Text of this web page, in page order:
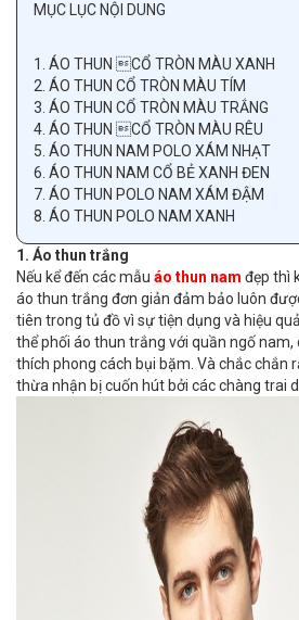
MỤC LỤC NỘI DUNG
1. ÁO THUN CỔ TRÒN MÀU XANH
2. ÁO THUN CỔ TRÒN MÀU TÍM
3. ÁO THUN CỔ TRÒN MÀU TRẮNG
4. ÁO THUN CỔ TRÒN MÀU RÊU
5. ÁO THUN NAM POLO XÁM NHẠT
6. ÁO THUN NAM CỔ BẺ XANH ĐEN
7. ÁO THUN POLO NAM XÁM ĐẬM
8. ÁO THUN POLO NAM XANH
1. Áo thun trắng
Nếu kể đến các mẫu áo thun nam đẹp thì
áo thun trắng đơn giản đảm bảo luôn
tiên trong tủ đồ vì sự tiện dụng và hiệu
thể phối áo thun trắng với quần ngố nam,
thích phong cách bụi bặm. Và chắc chắn
thừa nhận bị cuốn hút bởi các chàng trai